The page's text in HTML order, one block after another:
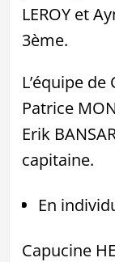
LEROY et
3ème.
L’équipe
Patrice
Erik
capitaine.
En
Capucine